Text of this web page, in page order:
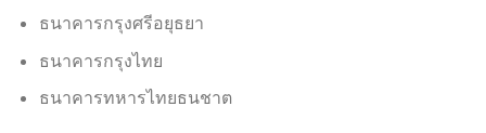
ธนาคารกรุงศรีอยุธยา
ธนาคารกรุงไทย
ธนาคารทหารไทยธนชาต